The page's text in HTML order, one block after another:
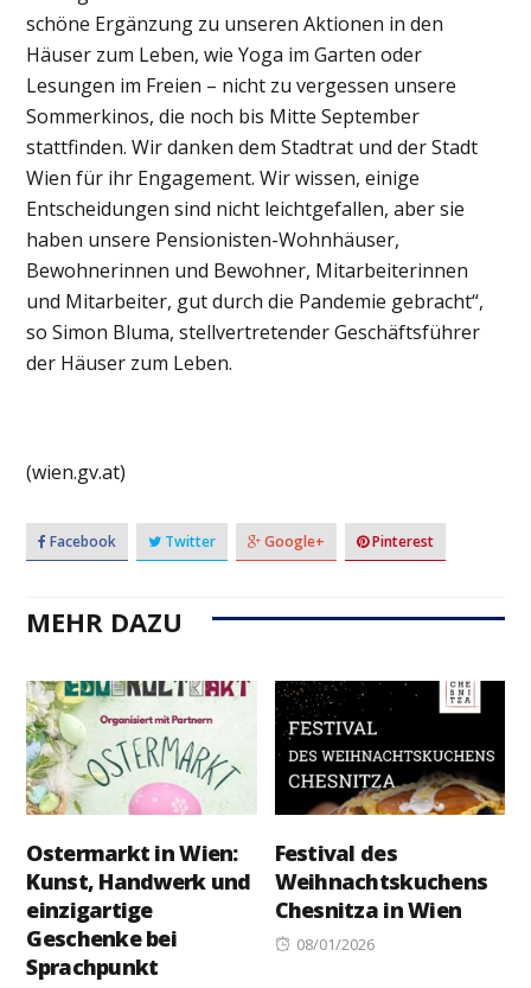
schöne Ergänzung zu unseren Aktionen in den
Häuser zum Leben, wie Yoga im Garten oder
Lesungen im Freien – nicht zu vergessen unsere
Sommerkinos, die noch bis Mitte September
stattfinden. Wir danken dem Stadtrat und der Stadt
Wien für ihr Engagement. Wir wissen, einige
Entscheidungen sind nicht leichtgefallen, aber sie
haben unsere Pensionisten-Wohnhäuser,
Bewohnerinnen und Bewohner, Mitarbeiterinnen
und Mitarbeiter, gut durch die Pandemie gebracht“,
so Simon Bluma, stellvertretender Geschäftsführer
der Häuser zum Leben.
(wien.gv.at)
Facebook Twitter Google+ Pinterest
MEHR DAZU
Ostermarkt in Wien:
Kunst, Handwerk und
einzigartige
Geschenke bei
Sprachpunkt
Festival des
Weihnachtskuchens
Chesnitza in Wien
Posted
08/01/2026